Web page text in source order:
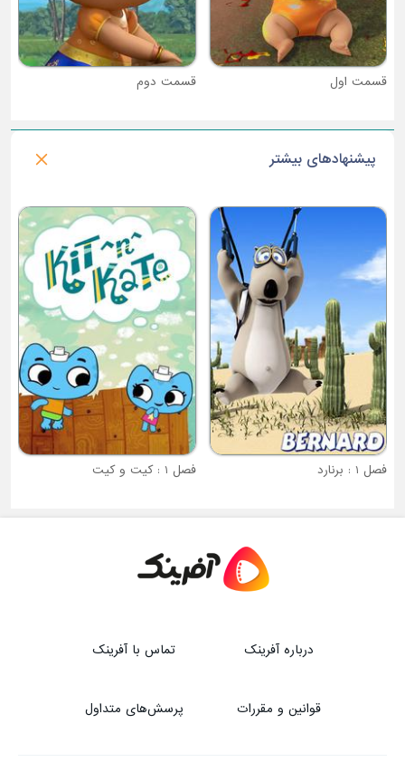
قسمت دوم
پیشنهادهای بیشتر
فصل 1 : کیت و کیت
فصل 1 : خرگوش سامورایی
درباره آفرینک تماس با آفرینک
قوانین و مقررات پرسش‌های متداول